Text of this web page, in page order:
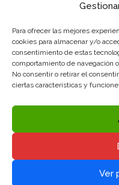
Para ofrecer las mejores
cookies para almacenar y/o
consentimiento de estas
comportamiento de navegación
No consentir o retirar el
ciertas características y
Ver
ROBOTIX CASTELLÓN
INGENIOOS VALENCIA
CERCA ALICANTE
Condiciones
Política de Privacidad
Política de Cookies